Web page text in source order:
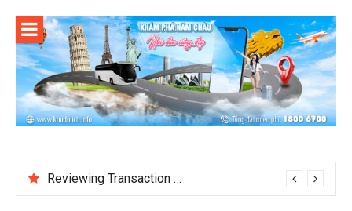
content
Reviewing Transaction History at BetNinja UK